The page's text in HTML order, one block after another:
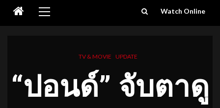
Menu
Watch Online
TV & MOVIE UPDATE
“ปอนด์” จับตาดู